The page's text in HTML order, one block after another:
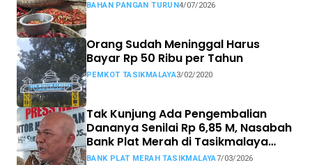
BAHAN PANGAN TURUN4/07/2026
Orang Sudah Meninggal Harus
Bayar Rp 50 Ribu per Tahun
PEMKOT TASIKMALAYA3/02/2020
Tak Kunjung Ada Pengembalian
Dananya Senilai Rp 6,85 M, Nasabah
Bank Plat Merah di Tasikmalaya
Siap Tempuh Jalur Hukum.
BANK PLAT MERAH TASIKMALAYA7/03/2026